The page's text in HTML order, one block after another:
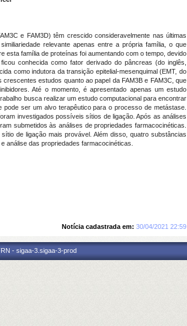
e FAM3D) têm crescido consideravelmente nas últimas
relevante apenas entre a própria família, o que
esta família de proteínas foi aumentando com o tempo, devido
conhecida como fator derivado do pâncreas (do inglês,
como indutora da transição epitelial-mesenquimal (EMT, do
crescentes estudos quanto ao papel da FAM3B e FAM3C, que
Até o momento, é apresentado apenas um estudo
busca realizar um estudo computacional para encontrar
ser um alvo terapêutico para o processo de metástase.
investigados possíveis sítios de ligação. Após as análises
submetidos às análises de propriedades farmacocinéticas.
de ligação mais provável. Além disso, quatro substâncias
análise das propriedades farmacocinéticas.
Notícia cadastrada em: 30/04/2021 22:59
- sigaa-3.sigaa-3-prod